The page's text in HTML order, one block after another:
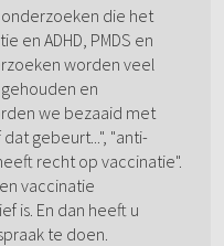
die het
en ADHD, PMDS en
worden veel
en
we bezaaid met
gebeurt...", "anti-
recht op vaccinatie".
vaccinatie
is. En dan heeft u
te doen.